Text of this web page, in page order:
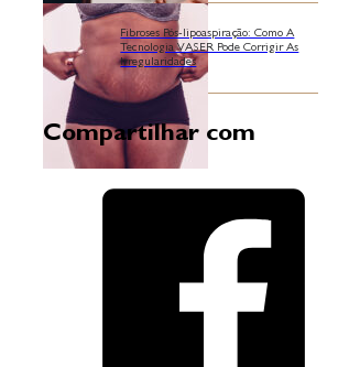
Fibroses Pós-lipoaspiração: Como A
Tecnologia VASER Pode Corrigir As
Irregularidades
Compartilhar com